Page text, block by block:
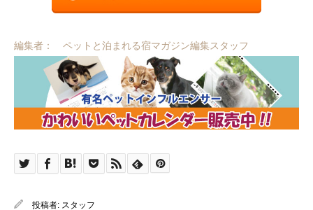
編集者： ペットと泊まれる宿マガジン編集スタッフ
投稿者: スタッフ